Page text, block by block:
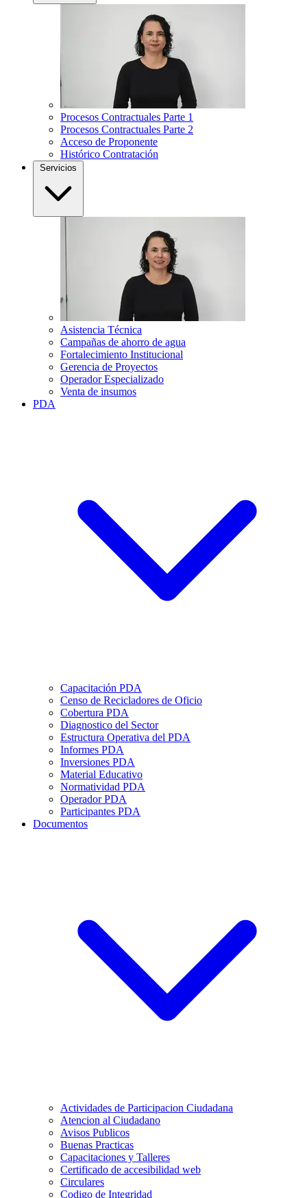
Procesos Contractuales Parte 1
Procesos Contractuales Parte 2
Acceso de Proponente
Histórico Contratación
Servicios
Asistencia Técnica
Campañas de ahorro de agua
Fortalecimiento Institucional
Gerencia de Proyectos
Operador Especializado
Venta de insumos
PDA
Capacitación PDA
Censo de Recicladores de Oficio
Cobertura PDA
Diagnostico del Sector
Estructura Operativa del PDA
Informes PDA
Inversiones PDA
Material Educativo
Normatividad PDA
Operador PDA
Participantes PDA
Documentos
Actividades de Participacion Ciudadana
Atencion al Ciudadano
Avisos Publicos
Buenas Practicas
Capacitaciones y Talleres
Certificado de accesibilidad web
Circulares
Codigo de Integridad